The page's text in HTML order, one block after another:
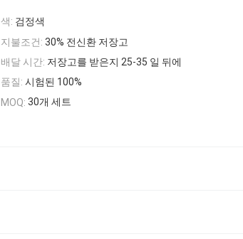
색: 검정색
지불조건: 30% 전신환 저장고
배달 시간: 저장고를 받은지 25-35 일 뒤에
품질: 시험된 100%
MOQ: 30개 세트